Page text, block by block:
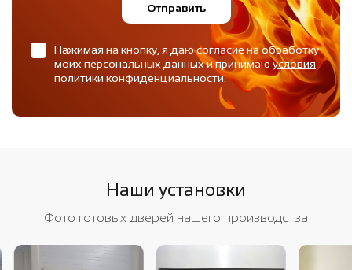
Отправить
Нажимая на кнопку, я даю согласие на обработку
моих персональных данных и принимаюусловия
политики конфиденциальности.
Наши установки
Фото готовых дверей нашего производства